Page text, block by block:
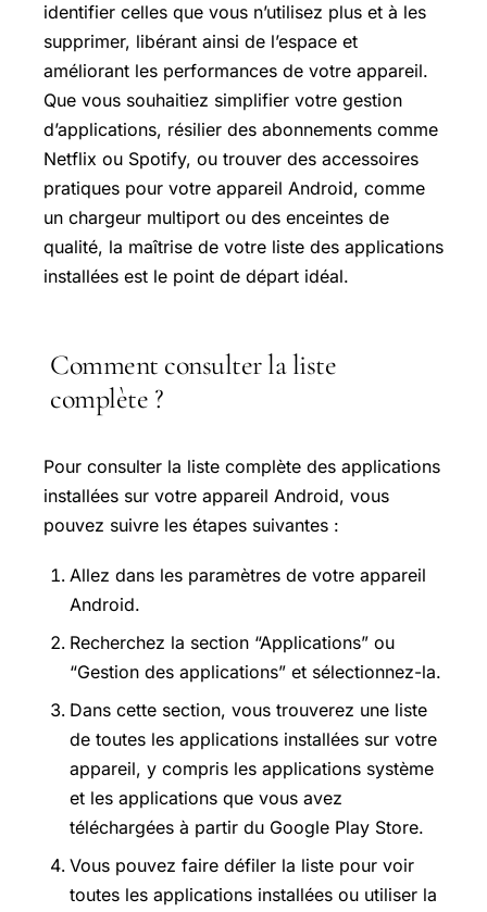
identifier celles que vous n’utilisez plus et à les
supprimer, libérant ainsi de l’espace et
améliorant les performances de votre appareil.
Que vous souhaitiez simplifier votre gestion
d’applications, résilier des abonnements comme
Netflix ou Spotify, ou trouver des accessoires
pratiques pour votre appareil Android, comme
un chargeur multiport ou des enceintes de
qualité, la maîtrise de votre liste des applications
installées est le point de départ idéal.
Comment consulter la liste
complète ?
Pour consulter la liste complète des applications
installées sur votre appareil Android, vous
pouvez suivre les étapes suivantes :
Allez dans les paramètres de votre appareil
Android.
Recherchez la section “Applications” ou
“Gestion des applications” et sélectionnez-la.
Dans cette section, vous trouverez une liste
de toutes les applications installées sur votre
appareil, y compris les applications système
et les applications que vous avez
téléchargées à partir du Google Play Store.
Vous pouvez faire défiler la liste pour voir
toutes les applications installées ou utiliser la